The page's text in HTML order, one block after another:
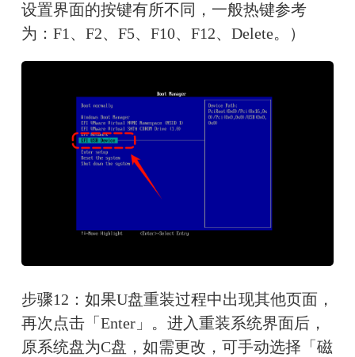
设置界面的按键有所不同，一般热键参考
为：F1、F2、F5、F10、F12、Delete。）
步骤12：如果U盘重装过程中出现其他页面，
再次点击「Enter」。进入重装系统界面后，
原系统盘为C盘，如需更改，可手动选择「磁